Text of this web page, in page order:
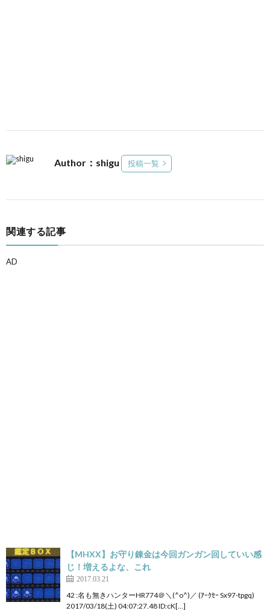
Author：shigu 投稿一覧
関連する記事
AD
【MHXX】お守り錬金は今回ガンガン回していい感
じ！増えるよな、これ
2017.03.21
42 :名も無きハンターHR774＠＼(^o^)／ (ｱｰｸｾｰ Sx97-tpgq)
2017/03/18(土) 04:07:27.48 ID:cK[…]